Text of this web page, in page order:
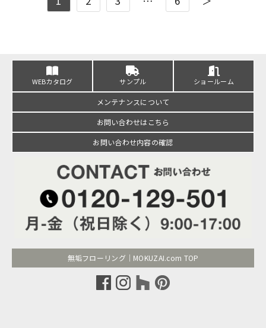
WEBカタログ サンプル ショールーム
メンテナンスについて
お問い合わせはこちら
お問い合わせ内容の確認
無垢フローリング｜MOKUZAI.com TOP